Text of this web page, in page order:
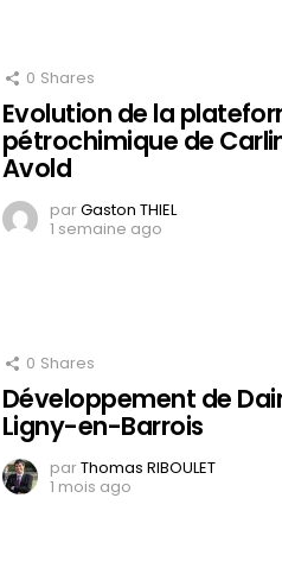
0 Shares
Evolution de la
pétrochimique de
Avold
parGaston THIEL
1 semaine ago
0 Shares
Développement de
Ligny-en-Barrois
parThomas RIBOULET
1 mois ago